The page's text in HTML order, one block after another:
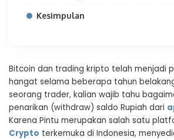
Kesimpulan
Bitcoin dan trading kripto telah menjadi
hangat selama beberapa tahun
seorang trader, kalian wajib tahu
penarikan (withdraw) saldo Rupiah dari
Karena Pintu merupakan salah satu
Crypto terkemuka di Indonesia,